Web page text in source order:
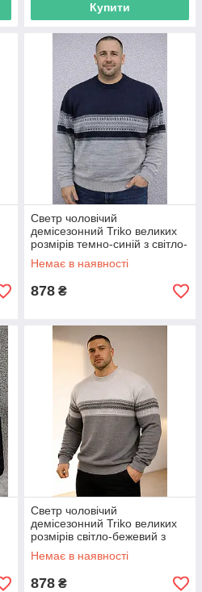
Купити
Светр чоловічий
демісезонний Triko великих
розмірів темно-синій з світло-
сірим
Немає в наявності
878 ₴
Светр чоловічий
демісезонний Triko великих
розмірів світло-бежевий з
темно-бежевим
Немає в наявності
878 ₴